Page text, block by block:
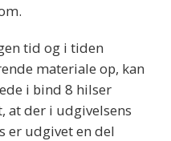
tid og i tiden
materiale op, kan
i bind 8 hilser
at der i udgivelsens
er udgivet en del